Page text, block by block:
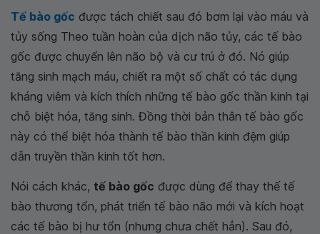
Tế bào gốc được tách chiết sau đó bơm lại vào máu và
tủy sống Theo tuần hoàn của dịch não tủy, các tế bào
gốc được chuyển lên não bộ và cư trú ở đó. Nó giúp
tăng sinh mạch máu, chiết ra một số chất có tác dụng
kháng viêm và kích thích những tế bào gốc thần kinh tại
chỗ biệt hóa, tăng sinh. Đồng thời bản thân tế bào gốc
này có thể biệt hóa thành tế bào thần kinh đệm giúp
dẫn truyền thần kinh tốt hơn.
Nói cách khác, tế bào gốc được dùng để thay thế tế
bào thương tổn, phát triển tế bào não mới và kích hoạt
các tế bào bị hư tổn (nhưng chưa chết hẳn). Sau đó,